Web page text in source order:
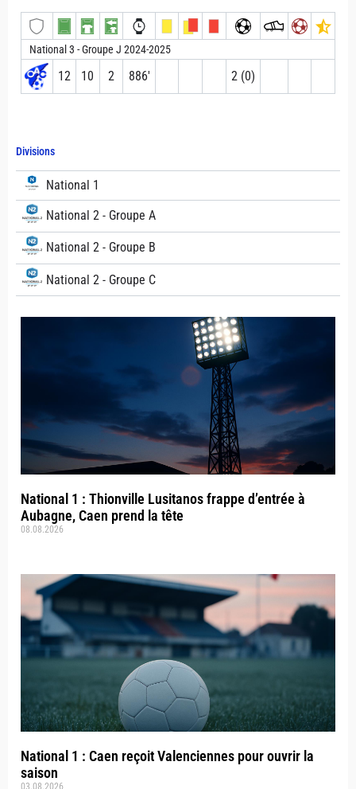
Divisions
National 1
National 2 - Groupe A
National 2 - Groupe B
National 2 - Groupe C
National 1 : Thionville Lusitanos frappe d’entrée à
Aubagne, Caen prend la tête
08.08.2026
National 1 : Caen reçoit Valenciennes pour ouvrir la
saison
03.08.2026
National 3 - Groupe J 2024-2025
12 10 2 886′ 2 (0)